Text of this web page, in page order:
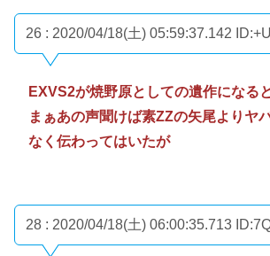
26 : 2020/04/18(土) 05:59:37.142
EXVS2が焼野原としての遺作になる
まぁあの声聞けば素ZZの矢尾よりヤ
なく伝わってはいたが
28 : 2020/04/18(土) 06:00:35.713